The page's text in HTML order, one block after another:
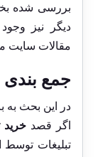
بررسی شده
دیگر نیز
مقالات سایت
جمع بندی
در این بحث به
اگر قصدخرید
تبلیغات توسط